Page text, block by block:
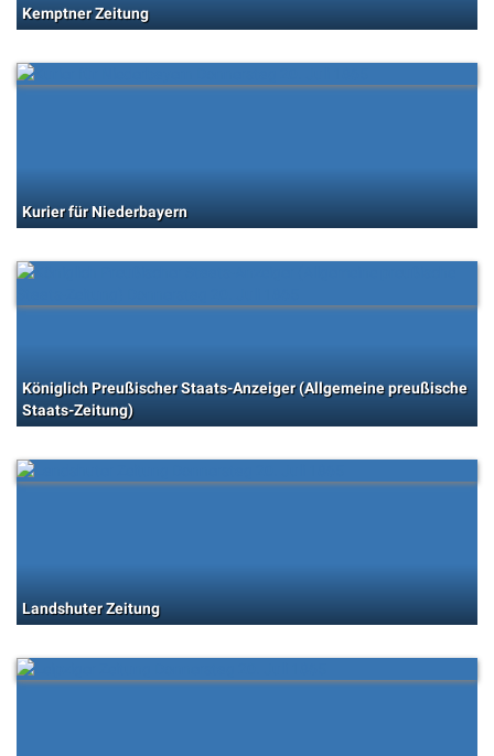
Kemptner Zeitung
Kurier für Niederbayern
Königlich Preußischer Staats-Anzeiger (Allgemeine preußische
Staats-Zeitung)
Landshuter Zeitung